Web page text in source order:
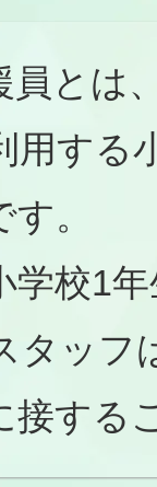
員とは
用する
。
学校1
タッフ
接する